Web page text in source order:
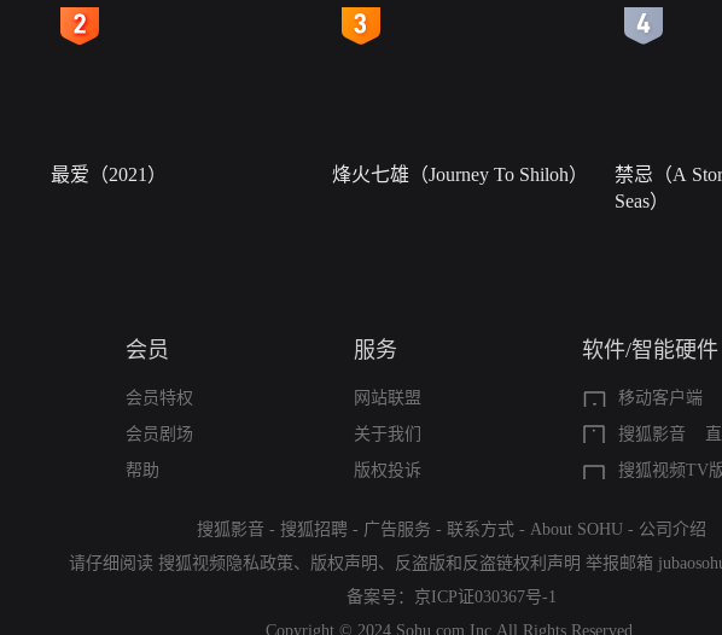
最爱（2021） 烽火七雄（Journey To Shiloh）
禁忌（A
Seas）
会员
会员特权
会员剧场
帮助
服务
网站联盟
关于我们
版权投诉
软件/智能硬件
移动客户端
搜狐影音
搜狐视频TV
搜狐影音 - 搜狐招聘 - 广告服务 - 联系方式 - About SOHU - 公司介绍
请仔细阅读 搜狐视频隐私政策、 版权声明 、 反盗版和反盗链权利声明 举报邮箱
备案号： 京ICP证030367号-1
Copyright © 2024 Sohu.com Inc.All Rights Reserved.